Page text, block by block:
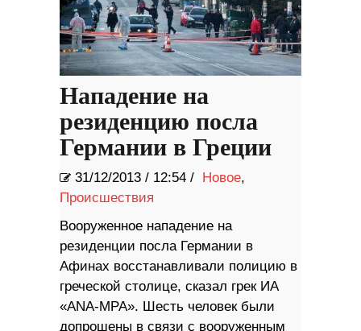
Нападение на
резиденцию посла
Германии в Греции
31/12/2013 / 12:54 / Новое,
Происшествия
Вооруженное нападение на
резиденции посла Германии в
Афинах восстанавливали полицию в
греческой столице, сказал грек ИА
«ANA-MPA». Шесть человек были
допрошены в связи с вооруженным